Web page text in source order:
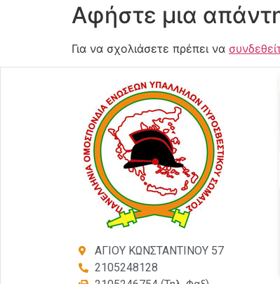
Αφήστε μια
Για να σχολιάσετε πρέπει να
ΑΓΙΟΥ ΚΩΝΣΤΑΝΤΙΝΟΥ 57
2105248128